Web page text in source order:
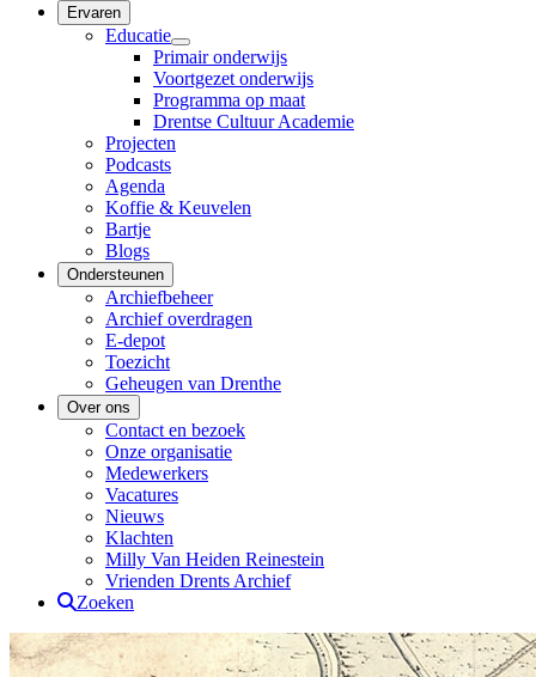
Ervaren
Educatie
Primair onderwijs
Voortgezet onderwijs
Programma op maat
Drentse Cultuur Academie
Projecten
Podcasts
Agenda
Koffie & Keuvelen
Bartje
Blogs
Ondersteunen
Archiefbeheer
Archief overdragen
E-depot
Toezicht
Geheugen van Drenthe
Over ons
Contact en bezoek
Onze organisatie
Medewerkers
Vacatures
Nieuws
Klachten
Milly Van Heiden Reinestein
Vrienden Drents Archief
Zoeken
Drents Archief